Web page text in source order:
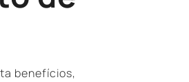
benefícios,